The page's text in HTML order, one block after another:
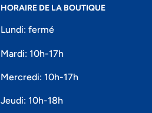
HORAIRE DE LA BOUTIQUE
Lundi: fermé
Mardi: 10h-17h
Mercredi: 10h-17h
Jeudi: 10h-18h